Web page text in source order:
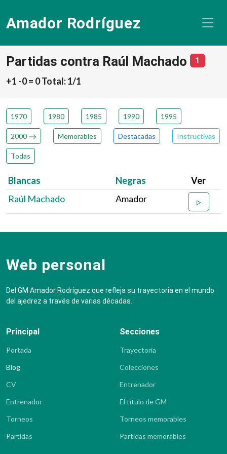
Amador Rodríguez
Partidas contra Raúl Machado 1
+1 -0 = 0 Total: 1/1
1970 1980 1985 1990 1995
2000 Memorables Destacadas Instructivas
Todas
Blancas Negras
Ver
Raúl Machado
Amador
Web personal
Del GM Amador Rodríguez que refleja su trayectoria en el mundo
del ajedrez a través de varias décadas.
Principal
Portada
Blog
CV
Entrenador
Torneos
Partidas
Secciones
Trayectoria
Colecciones
Entrenador
El título de GM
Torneos memorables
Partidas memorables